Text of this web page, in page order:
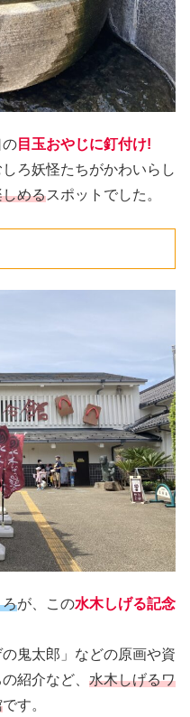
の 目玉おやじに釘付け!
しろ妖怪たちがかわいらし
めるスポットでした。
ろが、この水木しげる記念
鬼太郎」などの原画や資
紹介など、 水木しげるワ
です。